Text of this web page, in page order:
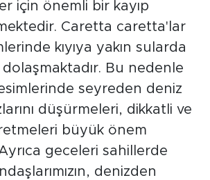
için önemli bir kayıp
Caretta caretta'lar
kıyıya yakın sularda
Bu nedenle
seyreden deniz
düşürmeleri, dikkatli ve
büyük önem
geceleri sahillerde
denizden